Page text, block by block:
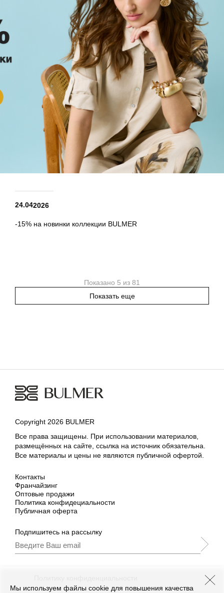
24.042026
-15% на новинки коллекции BULMER
Показано 5 из 81
Показать еще
Copyright 2026 BULMER
Все права защищены. При использовании материалов,
размещённых на сайте, ссылка на источник обязательна.
Все материалы и цены не являются публичной офертой.
Контакты
Франчайзинг
Оптовые продажи
Политика конфидециальности
Публичная оферта
Подпишитесь на рассылку
промоакции.
Мы используем файлы cookie для повышения качества